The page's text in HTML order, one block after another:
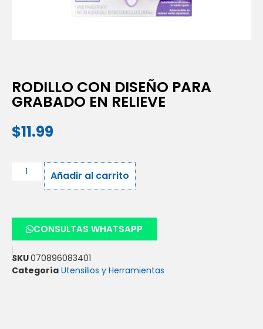
RODILLO CON DISEÑO PARA
GRABADO EN RELIEVE
$11.99
Añadir al carrito
CONSULTAS WHATSAPP
SKU070896083401
Categoría Utensilios y Herramientas